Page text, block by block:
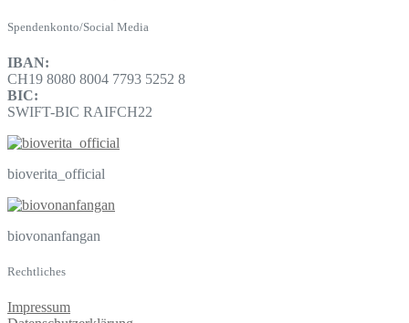
Spendenkonto/Social Media
IBAN:
CH19 8080 8004 7793 5252 8
BIC:
SWIFT-BIC RAIFCH22
bioverita_official
biovonanfangan
Rechtliches
Impressum